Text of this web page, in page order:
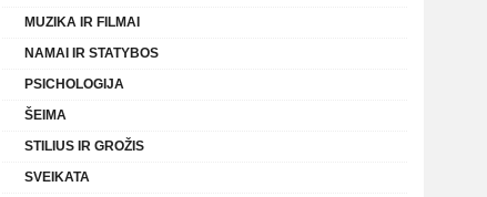
MUZIKA IR FILMAI
NAMAI IR STATYBOS
PSICHOLOGIJA
ŠEIMA
STILIUS IR GROŽIS
SVEIKATA